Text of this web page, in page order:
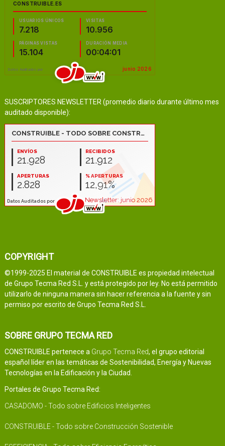
SUSCRIPTORES NEWSLETTER (promedio diario durante último mes
auditado disponible):
COPYRIGHT
©1999-2025 El material de CONSTRUIBLE es propiedad intelectual
de Grupo Tecma Red S.L. y está protegido por ley. No está permitido
utilizarlo de ninguna manera sin hacer referencia a la fuente y sin
permiso por escrito de Grupo Tecma Red S.L.
SOBRE GRUPO TECMA RED
CONSTRUIBLE pertenece a Grupo Tecma Red, el grupo editorial
español líder en las temáticas de Sostenibilidad, Energía y Nuevas
Tecnologías en la Edificación y la Ciudad.
Portales de Grupo Tecma Red:
CASADOMO - Todo sobre Edificios Inteligentes
CONSTRUIBLE - Todo sobre Construcción Sostenible